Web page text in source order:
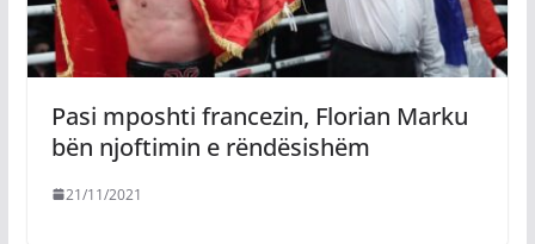
Pasi mposhti francezin, Florian Marku
bën njoftimin e rëndësishëm
21/11/2021